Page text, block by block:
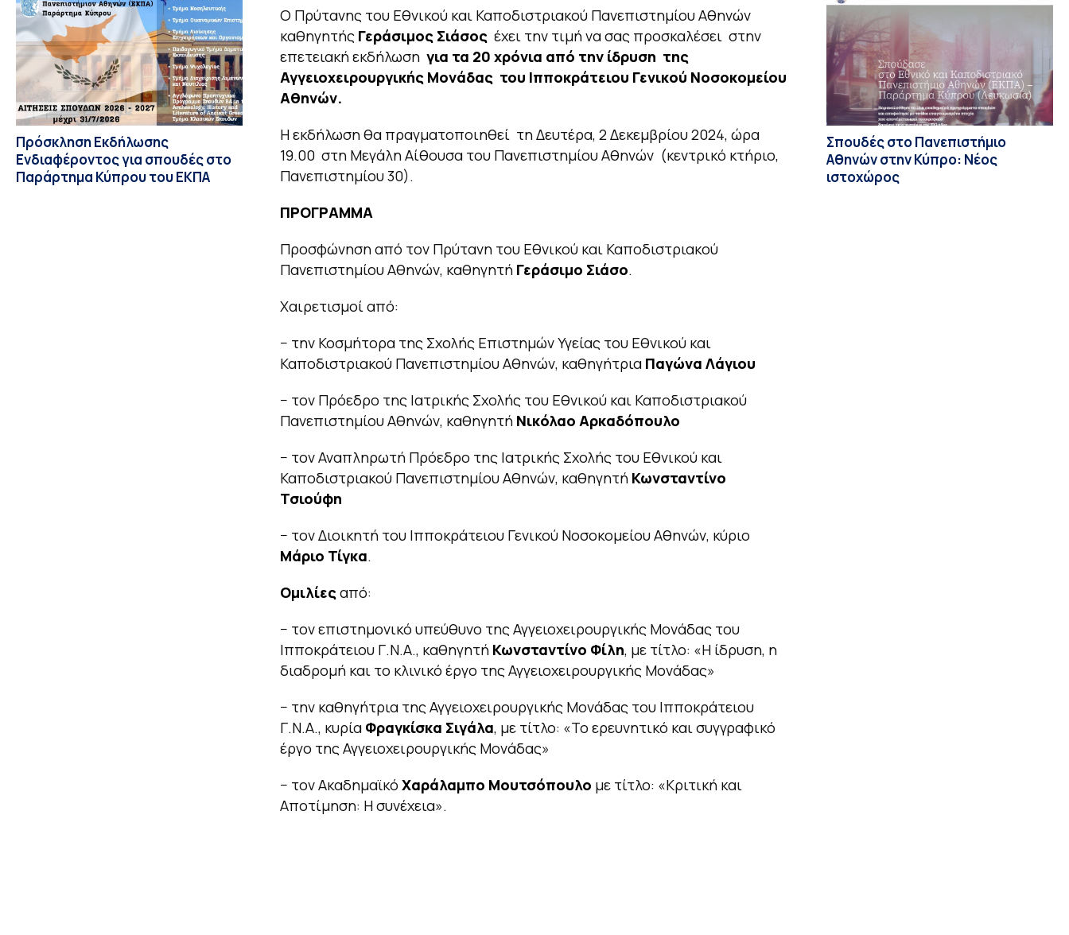
Πρόσκληση Εκδήλωσης
Ενδιαφέροντος για σπουδές στο
Παράρτημα Κύπρου του ΕΚΠΑ
Ο Πρύτανης του Εθνικού και Καποδιστριακού Πανεπιστημίου Αθηνών
καθηγητής Γεράσιμος Σιάσος έχει την τιμή να σας προσκαλέσει στην
επετειακή εκδήλωση για τα 20 χρόνια από την ίδρυση της
Αγγειοχειρουργικής Μονάδας του Ιπποκράτειου Γενικού Νοσοκομείου
Αθηνών.
Η εκδήλωση θα πραγματοποιηθεί τη Δευτέρα, 2 Δεκεμβρίου 2024, ώρα
19.00 στη Μεγάλη Αίθουσα του Πανεπιστημίου Αθηνών (κεντρικό κτήριο,
Πανεπιστημίου 30).
ΠΡΟΓΡΑΜΜΑ
Προσφώνηση από τον Πρύτανη του Εθνικού και Καποδιστριακού
Πανεπιστημίου Αθηνών, καθηγητή Γεράσιμο Σιάσο.
Χαιρετισμοί από:
− την Κοσμήτορα της Σχολής Επιστημών Υγείας του Εθνικού και
Καποδιστριακού Πανεπιστημίου Αθηνών, καθηγήτρια Παγώνα Λάγιου
− τον Πρόεδρο της Ιατρικής Σχολής του Εθνικού και Καποδιστριακού
Πανεπιστημίου Αθηνών, καθηγητή Νικόλαο Αρκαδόπουλο
− τον Αναπληρωτή Πρόεδρο της Ιατρικής Σχολής του Εθνικού και
Καποδιστριακού Πανεπιστημίου Αθηνών, καθηγητή Κωνσταντίνο
Τσιούφη
− τον Διοικητή του Ιπποκράτειου Γενικού Νοσοκομείου Αθηνών, κύριο
Μάριο Τίγκα.
Ομιλίες από:
− τον επιστημονικό υπεύθυνο της Αγγειοχειρουργικής Μονάδας του
Ιπποκράτειου Γ.Ν.Α., καθηγητή Κωνσταντίνο Φίλη, με τίτλο: «Η ίδρυση, η
διαδρομή και το κλινικό έργο της Αγγειοχειρουργικής Μονάδας»
− την καθηγήτρια της Αγγειοχειρουργικής Μονάδας του Ιπποκράτειου
Γ.Ν.Α., κυρία Φραγκίσκα Σιγάλα, με τίτλο: «Το ερευνητικό και συγγραφικό
έργο της Αγγειοχειρουργικής Μονάδας»
− τον Ακαδημαϊκό Χαράλαμπο Μουτσόπουλο με τίτλο: «Κριτική και
Αποτίμηση: Η συνέχεια».
Σπουδές στο Πανεπιστήμιο
Αθηνών στην Κύπρο: Νέος
ιστοχώρος